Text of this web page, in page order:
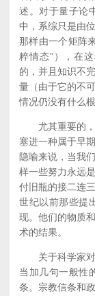
述。对于量子论
中，系综只是由
那样由一个矩阵
粹情态”），在
的，并且知识不
量（由于它的不
情况仍没有什么根
尤其重要的，
塞进一种属于早
隐喻来说，当我
样一些努力永远
付旧瓶的接二连
世纪以前那些提
现。他们的物质
术的结果。
关于科学家对
当加几句一般性
条。宗教信条和